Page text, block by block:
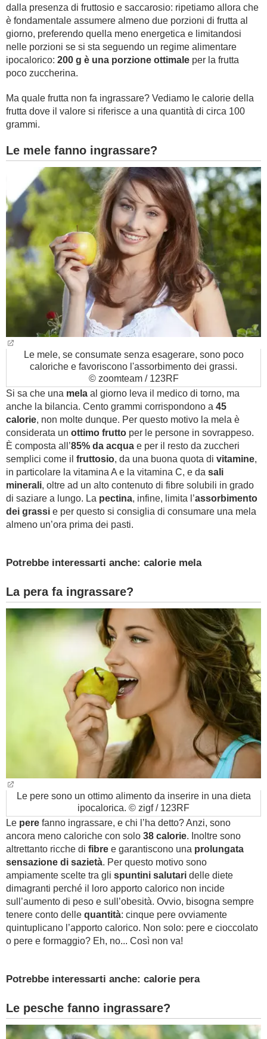
dalla presenza di fruttosio e saccarosio: ripetiamo allora che
è fondamentale assumere almeno due porzioni di frutta al
giorno, preferendo quella meno energetica e limitandosi
nelle porzioni se si sta seguendo un regime alimentare
ipocalorico: 200 g è una porzione ottimale per la frutta
poco zuccherina.
Ma quale frutta non fa ingrassare? Vediamo le calorie della
frutta dove il valore si riferisce a una quantità di circa 100
grammi.
Le mele fanno ingrassare?
Le mele, se consumate senza esagerare, sono poco
caloriche e favoriscono l'assorbimento dei grassi.
© zoomteam / 123RF
Si sa che una mela al giorno leva il medico di torno, ma
anche la bilancia. Cento grammi corrispondono a 45
calorie, non molte dunque. Per questo motivo la mela è
considerata un ottimo frutto per le persone in sovrappeso.
È composta all’85% da acqua e per il resto da zuccheri
semplici come il fruttosio, da una buona quota di vitamine,
in particolare la vitamina A e la vitamina C, e da sali
minerali, oltre ad un alto contenuto di fibre solubili in grado
di saziare a lungo. La pectina, infine, limita l’assorbimento
dei grassi e per questo si consiglia di consumare una mela
almeno un’ora prima dei pasti.
Potrebbe interessarti anche: calorie mela
La pera fa ingrassare?
Le pere sono un ottimo alimento da inserire in una dieta
ipocalorica. © zigf / 123RF
Le pere fanno ingrassare, e chi l’ha detto? Anzi, sono
ancora meno caloriche con solo 38 calorie. Inoltre sono
altrettanto ricche di fibre e garantiscono una prolungata
sensazione di sazietà. Per questo motivo sono
ampiamente scelte tra gli spuntini salutari delle diete
dimagranti perché il loro apporto calorico non incide
sull’aumento di peso e sull’obesità. Ovvio, bisogna sempre
tenere conto delle quantità: cinque pere ovviamente
quintuplicano l’apporto calorico. Non solo: pere e cioccolato
o pere e formaggio? Eh, no... Così non va!
Potrebbe interessarti anche: calorie pera
Le pesche fanno ingrassare?